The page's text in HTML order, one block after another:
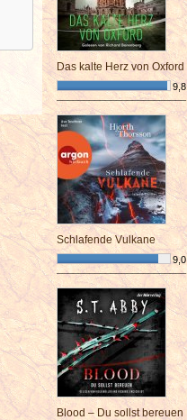
Das kalte Herz von Oxford
9,8
¯¯¯¯¯¯¯¯¯¯¯¯¯¯¯¯¯¯¯¯¯¯¯¯
Schlafende Vulkane
9,0
¯¯¯¯¯¯¯¯¯¯¯¯¯¯¯¯¯¯¯¯¯¯¯¯
Blood – Du sollst bereuen